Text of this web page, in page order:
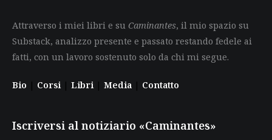
Attraverso i miei libri e su Caminantes, il mio spazio su
Substack, analizzo presente e passato restando fedele ai
fatti, con un lavoro sostenuto solo da chi mi segue.
Bio | Corsi | Libri | Media | Contatto
Iscriversi al notiziario «Caminantes»